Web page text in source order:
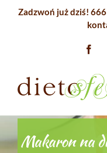
Zadzwoń już dziś!
Makaron na